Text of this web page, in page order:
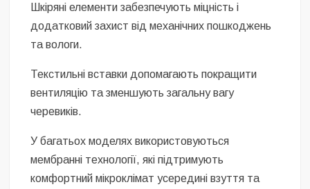
Шкіряні елементи забезпечують міцність і
додатковий захист від механічних пошкоджень
та вологи.
Текстильні вставки допомагають покращити
вентиляцію та зменшують загальну вагу
черевиків.
У багатьох моделях використовуються
мембранні технології, які підтримують
комфортний мікроклімат усередині взуття та